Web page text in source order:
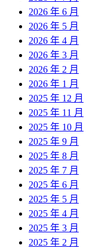
2026 年 6 月
2026 年 5 月
2026 年 4 月
2026 年 3 月
2026 年 2 月
2026 年 1 月
2025 年 12 月
2025 年 11 月
2025 年 10 月
2025 年 9 月
2025 年 8 月
2025 年 7 月
2025 年 6 月
2025 年 5 月
2025 年 4 月
2025 年 3 月
2025 年 2 月